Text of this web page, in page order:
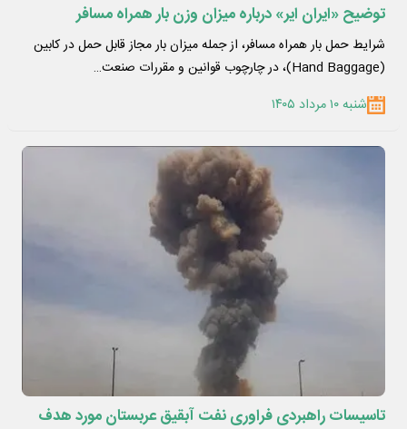
توضیح «ایران ایر» درباره میزان وزن بار همراه مسافر
شرایط حمل بار همراه مسافر، از جمله میزان بار مجاز قابل حمل در کابین
(Hand Baggage)، در چارچوب قوانین و مقررات صنعت…
شنبه ۱۰ مرداد ۱۴۰۵
تاسیسات راهبردی فراوری نفت آبقیق عربستان مورد هدف